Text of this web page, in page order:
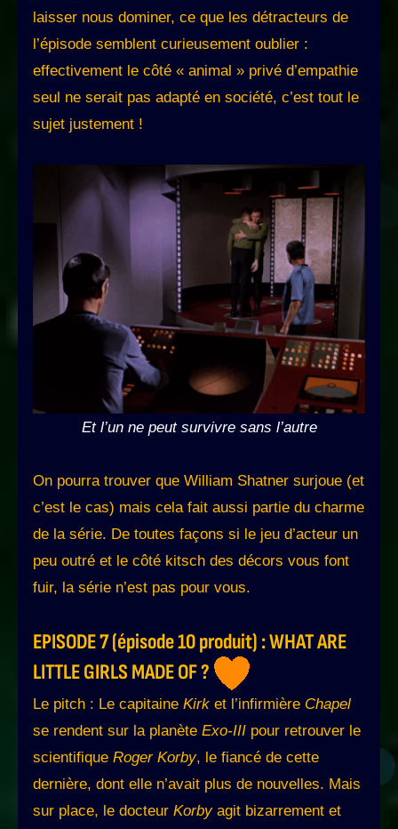
laisser nous dominer, ce que les détracteurs de
l’épisode semblent curieusement oublier :
effectivement le côté « animal » privé d’empathie
seul ne serait pas adapté en société, c’est tout le
sujet justement !
Et l’un ne peut survivre sans l’autre
On pourra trouver que William Shatner surjoue (et
c’est le cas) mais cela fait aussi partie du charme
de la série. De toutes façons si le jeu d’acteur un
peu outré et le côté kitsch des décors vous font
fuir, la série n’est pas pour vous.
EPISODE 7 (épisode 10 produit) : WHAT ARE
LITTLE GIRLS MADE OF ?
Le pitch : Le capitaine Kirk et l’infirmière Chapel
se rendent sur la planète Exo-III pour retrouver le
scientifique Roger Korby, le fiancé de cette
dernière, dont elle n’avait plus de nouvelles. Mais
sur place, le docteur Korby agit bizarrement et